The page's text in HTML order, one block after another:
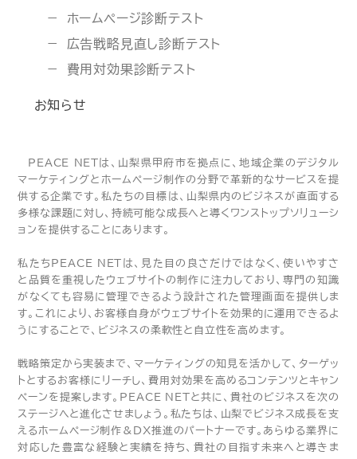
ホームページ診断テスト
広告戦略見直し診断テスト
費用対効果診断テスト
お知らせ
PEACE NETは、山梨県甲府市を拠点に、地域企業のデジタル
マーケティングとホームページ制作の分野で革新的なサービスを提
供する企業です。私たちの目標は、山梨県内のビジネスが直面する
多様な課題に対し、持続可能な成長へと導くワンストップソリューシ
ョンを提供することにあります。
私たちPEACE NETは、見た目の良さだけではなく、使いやすさ
と品質を重視したウェブサイトの制作に注力しており、専門の知識
がなくても容易に管理できるよう設計された管理画面を提供しま
す。これにより、お客様自身がウェブサイトを効果的に運用できるよ
うにすることで、ビジネスの柔軟性と自立性を高めます。
戦略策定から実装まで、マーケティングの知見を活かして、ターゲッ
トとするお客様にリーチし、費用対効果を高めるコンテンツとキャン
ペーンを提案します。PEACE NETと共に、貴社のビジネスを次の
ステージへと進化させましょう。私たちは、山梨でビジネス成長を支
えるホームページ制作＆DX推進のパートナーです。あらゆる業界に
対応した豊富な経験と実績を持ち、貴社の目指す未来へと導きま